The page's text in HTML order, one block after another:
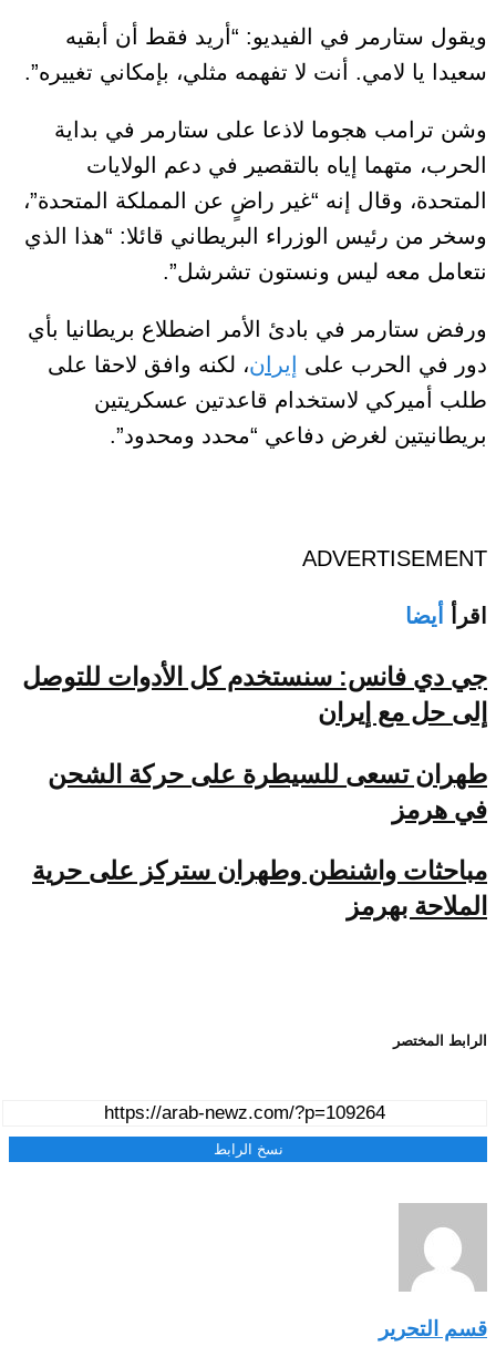
ويقول ستارمر في الفيديو: “أريد فقط أن أبقيه
سعيدا يا لامي. أنت لا تفهمه مثلي، بإمكاني تغييره”.
وشن ترامب هجوما لاذعا على ستارمر في بداية
الحرب، متهما إياه بالتقصير في دعم الولايات
المتحدة، وقال إنه “غير راضٍ عن المملكة المتحدة”،
وسخر من رئيس الوزراء البريطاني قائلا: “هذا الذي
نتعامل معه ليس ونستون تشرشل”.
ورفض ستارمر في بادئ الأمر اضطلاع بريطانيا بأي
دور في الحرب على
إيران، لكنه وافق لاحقا على
طلب أميركي لاستخدام قاعدتين عسكريتين
بريطانيتين لغرض دفاعي “محدد ومحدود”.
ADVERTISEMENT
اقرأ أيضا
جي دي فانس: سنستخدم كل الأدوات للتوصل
إلى حل مع إيران
طهران تسعى للسيطرة على حركة الشحن
في هرمز
مباحثات واشنطن وطهران ستركز على حرية
الملاحة بهرمز
الرابط المختصر
نسخ الرابط
قسم التحرير